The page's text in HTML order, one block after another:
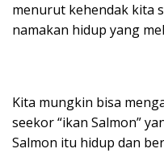
menurut kehendak kita
namakan hidup yang
Kita mungkin bisa
seekor “ikan Salmon”
Salmon itu hidup dan